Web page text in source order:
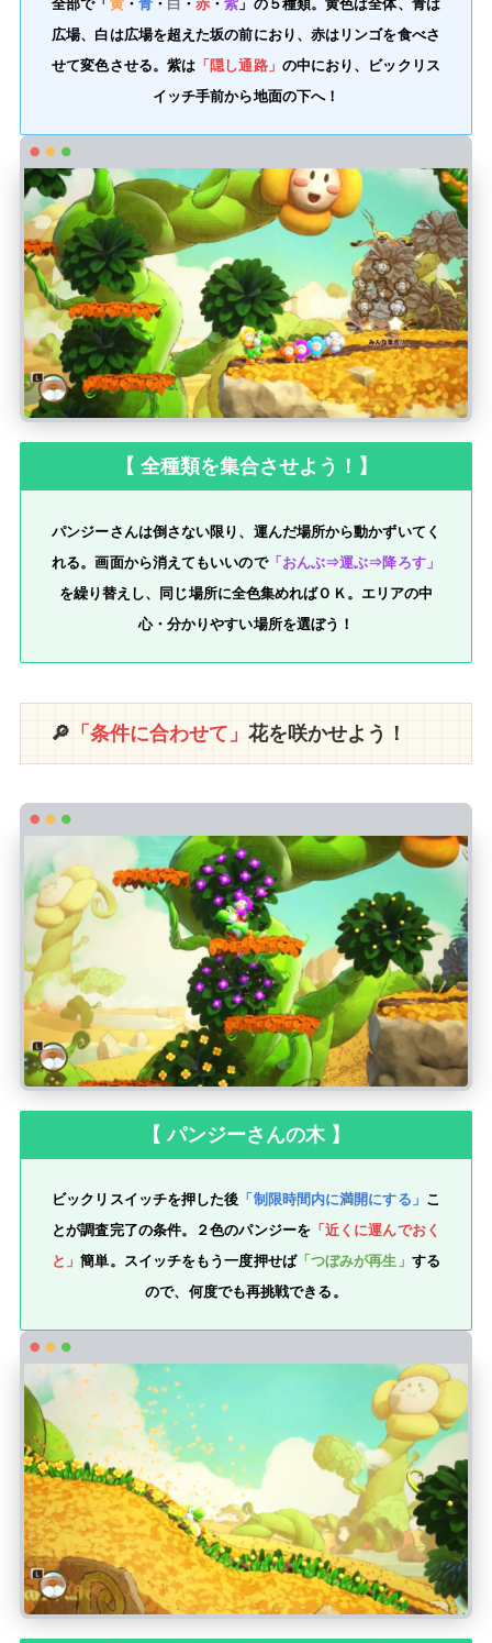
全部で「 黄・ 青・ 白 ・赤 ・紫 」の５種類。黄色は全体、青は
広場、白は広場を超えた坂の前におり、赤はリンゴを食べさ
せて変色させる。紫は 「隠し通路」 の中におり、ビックリス
イッチ手前から地面の下へ！
【 全種類を集合させよう！】
パンジーさんは倒さない限り、運んだ場所から動かずいてく
れる。画面から消えてもいいので「おんぶ⇒運ぶ⇒降ろす」
を繰り替えし、同じ場所に全色集めればＯＫ。エリアの中
心・分かりやすい場所を選ぼう！
🔎 「条件に合わせて」 花を咲かせよう！
【 パンジーさんの木 】
ビックリスイッチを押した後 「制限時間内に満開にする」 こ
とが調査完了の条件。２色のパンジーを「近くに運んでおく
と」簡単。スイッチをもう一度押せば「つぼみが再生」 する
ので、何度でも再挑戦できる。